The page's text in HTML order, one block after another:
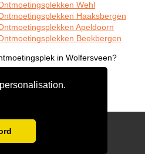
Wehl
Haaksbergen
Apeldoorn
Beekbergen
in Wolfersveen?